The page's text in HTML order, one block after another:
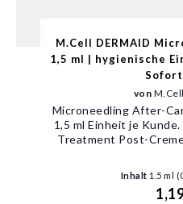
M.Cell DERMAID
1,5 ml | hygienische
von
Microneedling After-
1,5 ml Einheit je
Treatment Post-
Inhalt 1.5 ml